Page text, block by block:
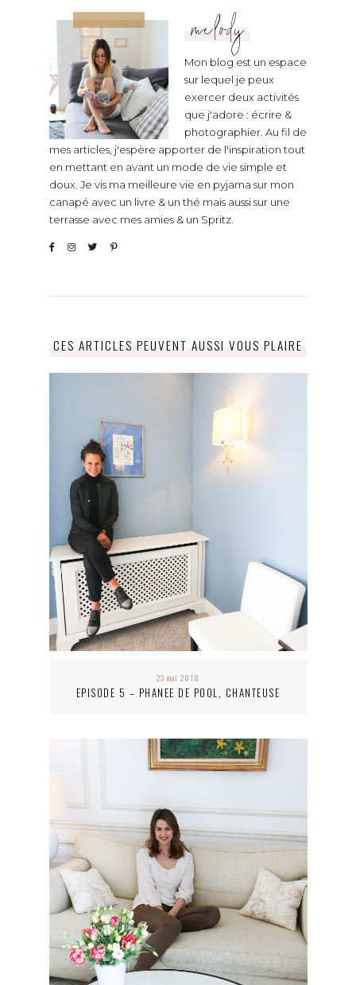
melody
Mon blog est un espace
sur lequel je peux
exercer deux activités
que j'adore : écrire &
photographier. Au fil de
mes articles, j'espère apporter de l'inspiration tout
en mettant en avant un mode de vie simple et
doux. Je vis ma meilleure vie en pyjama sur mon
canapé avec un livre & un thé mais aussi sur une
terrasse avec mes amies & un Spritz.
CES ARTICLES PEUVENT AUSSI VOUS PLAIRE
23 mai 2018
EPISODE 5 – PHANEE DE POOL, CHANTEUSE